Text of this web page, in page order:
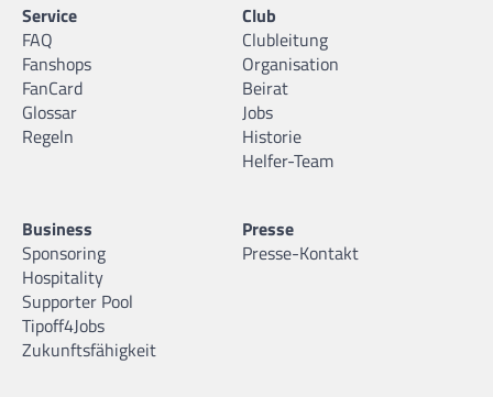
Service
FAQ
Fanshops
FanCard
Glossar
Regeln
Club
Clubleitung
Organisation
Beirat
Jobs
Historie
Helfer-Team
Business
Sponsoring
Hospitality
Supporter Pool
Tipoff4Jobs
Zukunftsfähigkeit
Presse
Presse-Kontakt